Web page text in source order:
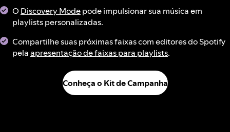
ODiscovery Modepode impulsionar sua música em
playlists personalizadas.
Compartilhe suas próximas faixas com editores do Spotify
pelaapresentação de faixas para playlists.
Conheça o Kit de Campanha